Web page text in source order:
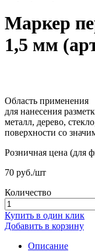
Маркер
1,5 мм
Область применения
для нанесения
металл, дерево,
поверхности со
Розничная цена (для
70 руб./шт
Количество
Купить в один клик
Добавить в корзину
Описание